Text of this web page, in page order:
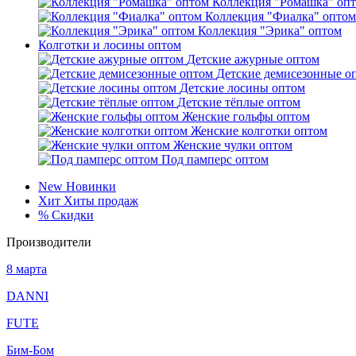
Коллекция "Фиалка" оптом
Коллекция "Эрика" оптом
Колготки и лосины оптом
Детские ажурные оптом
Детские демисезонные
Детские лосины оптом
Детские тёплые оптом
Женские гольфы оптом
Женские колготки оптом
Женские чулки оптом
Под памперс оптом
New Новинки
Хит Хиты продаж
% Скидки
Производители
8 марта
DANNI
FUTE
Бим-Бом